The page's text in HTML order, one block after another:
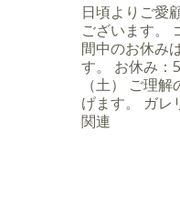
日頃よりご愛
ございます。
間中のお休み
す。 お休み：
（土） ご理
げます。 ガレ
関連